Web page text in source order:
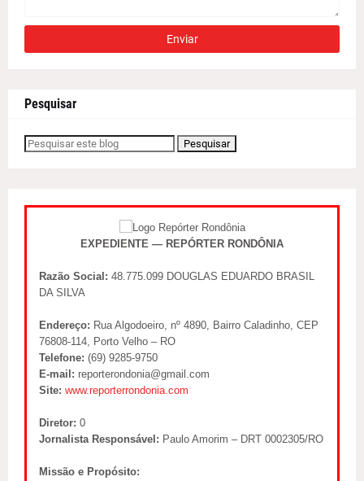
Pesquisar
EXPEDIENTE — REPÓRTER RONDÔNIA
Razão Social: 48.775.099 DOUGLAS EDUARDO BRASIL
DA SILVA
Endereço: Rua Algodoeiro, nº 4890, Bairro Caladinho, CEP
76808-114, Porto Velho – RO
Telefone: (69) 9285-9750
E-mail: reporterondonia@gmail.com
Site: www.reporterrondonia.com
Diretor: 0
Jornalista Responsável: Paulo Amorim – DRT 0002305/RO
Missão e Propósito: